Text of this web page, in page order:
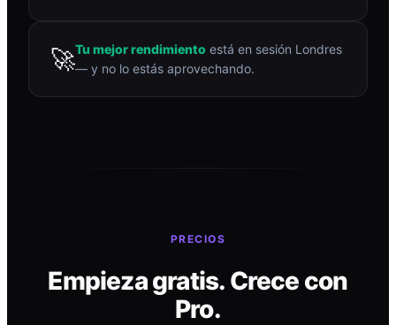
🚀Tu mejor rendimiento está en sesión Londres
— y no lo estás aprovechando.
PRECIOS
Empieza gratis. Crece con
Pro.